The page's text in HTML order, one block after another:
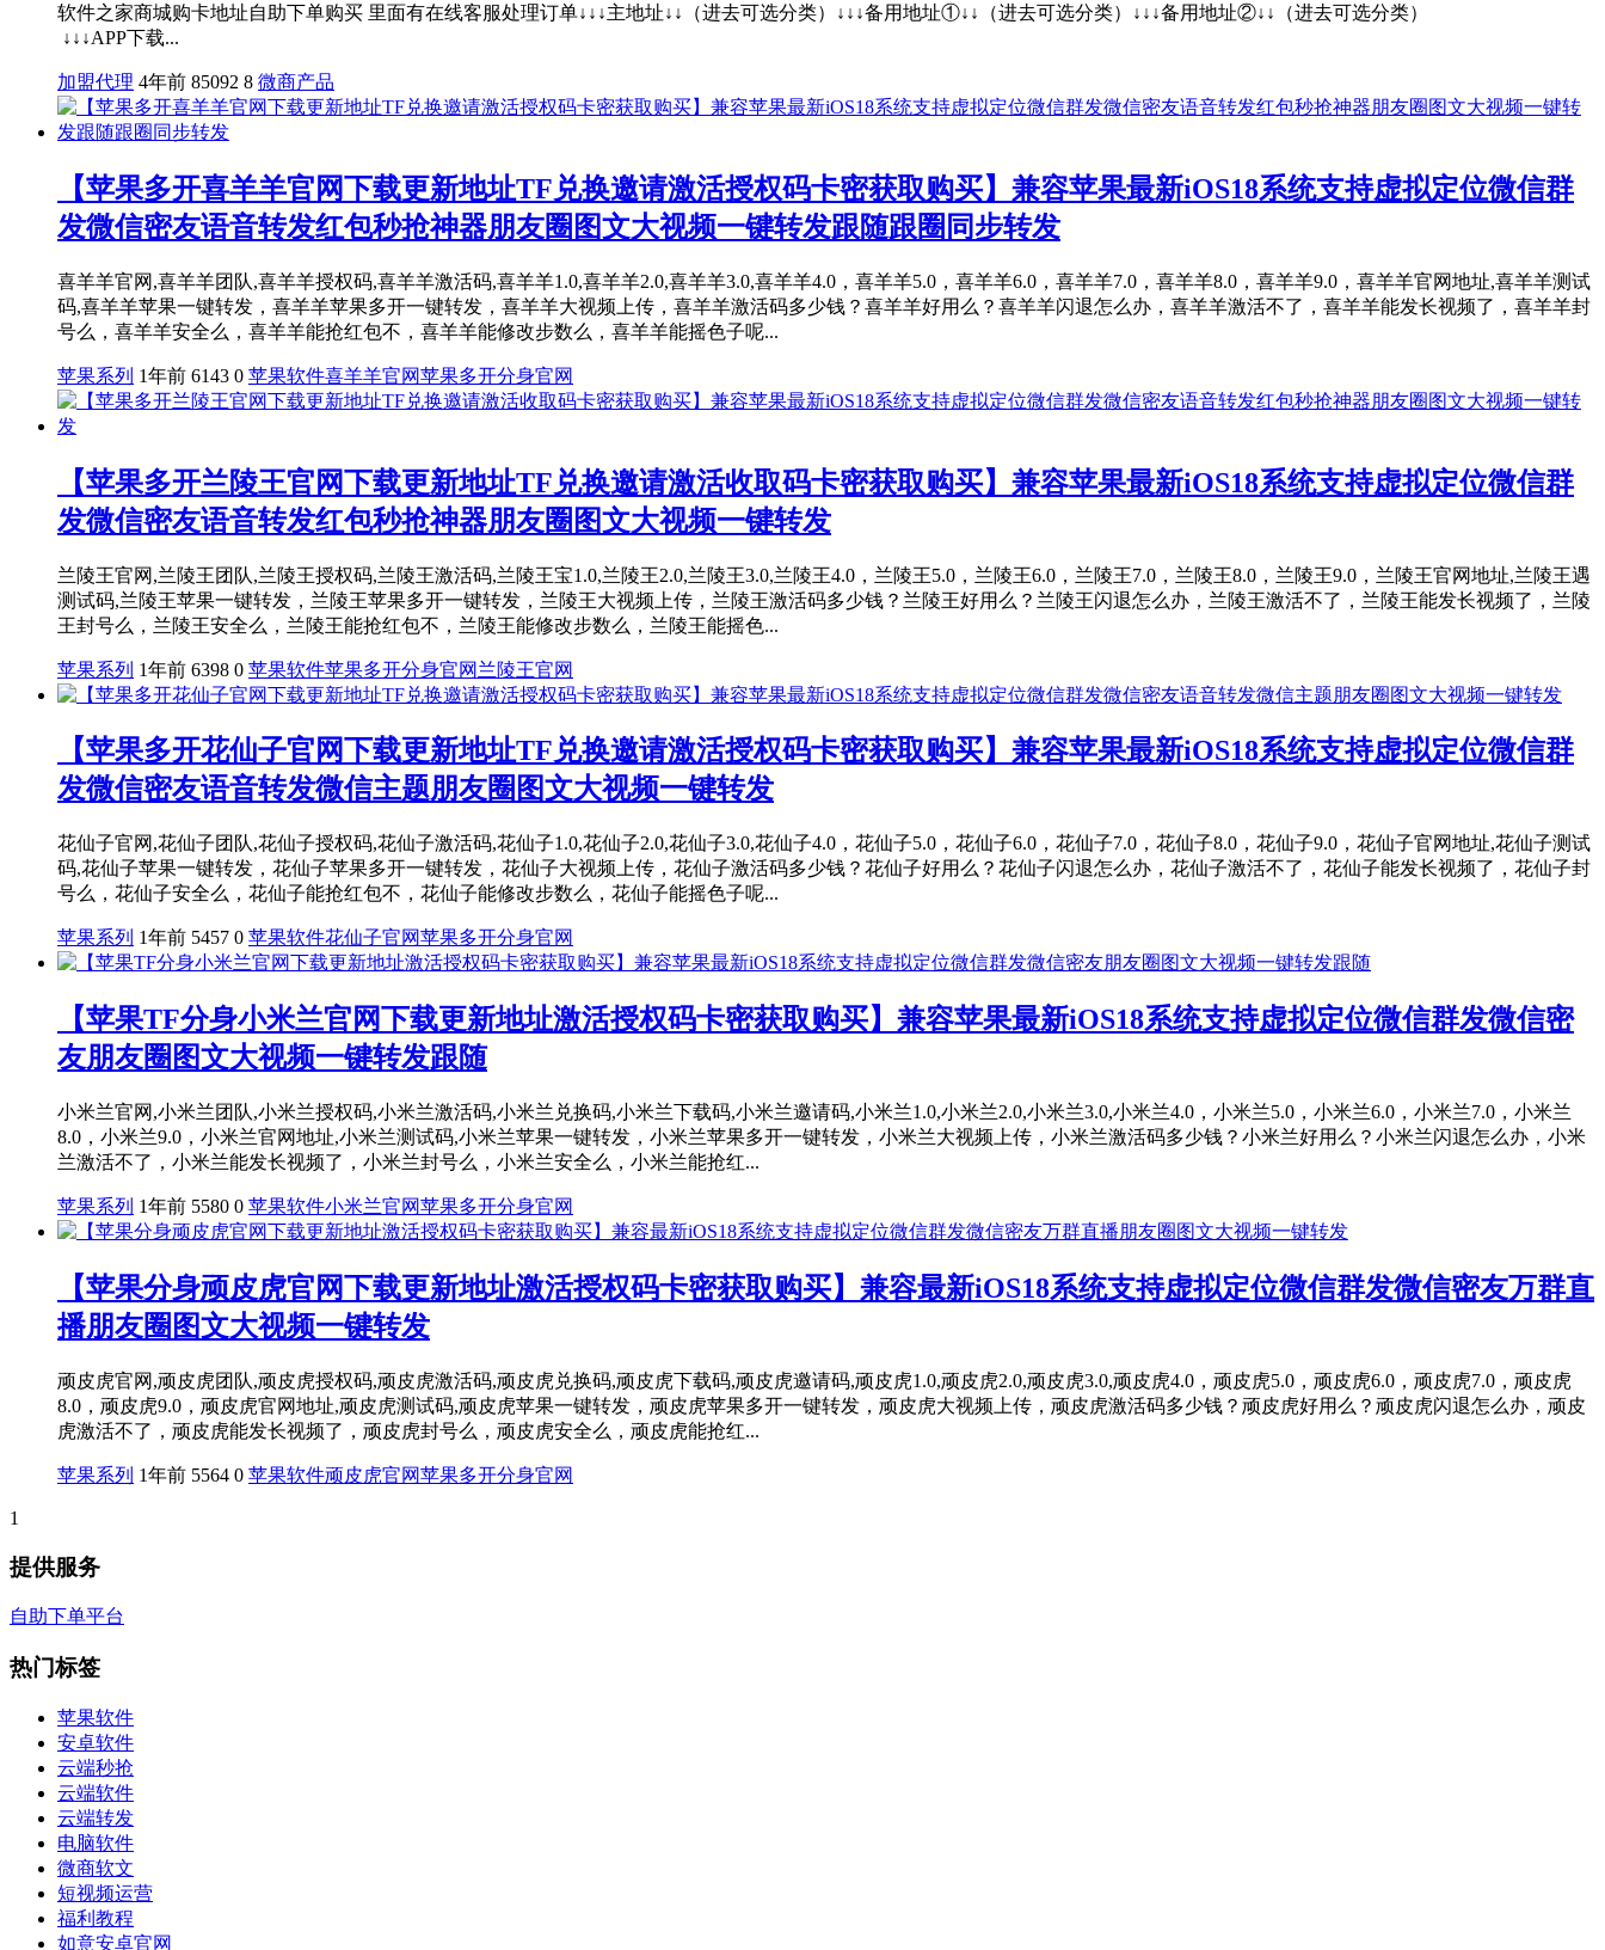
软件之家商城购卡地址自助下单购买 里面有在线客服处理订单↓↓↓主地址↓↓（进去可选分类）↓↓↓备用地址①↓↓（进去可选分类）↓↓↓备用地址②↓↓（进去可选分类）
↓↓↓APP下载...
加盟代理 4年前 85092 8 微商产品
【苹果多开喜羊羊官网下载更新地址TF兑换邀请激活授权码卡密获取购买】兼容苹果最新iOS18系统支持虚拟定位微信群
发微信密友语音转发红包秒抢神器朋友圈图文大视频一键转发跟随跟圈同步转发
喜羊羊官网,喜羊羊团队,喜羊羊授权码,喜羊羊激活码,喜羊羊1.0,喜羊羊2.0,喜羊羊3.0,喜羊羊4.0，喜羊羊5.0，喜羊羊6.0，喜羊羊7.0，喜羊羊8.0，喜羊羊9.0，喜羊羊官网地址,喜羊羊测试
码,喜羊羊苹果一键转发，喜羊羊苹果多开一键转发，喜羊羊大视频上传，喜羊羊激活码多少钱？喜羊羊好用么？喜羊羊闪退怎么办，喜羊羊激活不了，喜羊羊能发长视频了，喜羊羊封
号么，喜羊羊安全么，喜羊羊能抢红包不，喜羊羊能修改步数么，喜羊羊能摇色子呢...
苹果系列 1年前 6143 0 苹果软件喜羊羊官网苹果多开分身官网
【苹果多开兰陵王官网下载更新地址TF兑换邀请激活收取码卡密获取购买】兼容苹果最新iOS18系统支持虚拟定位微信群
发微信密友语音转发红包秒抢神器朋友圈图文大视频一键转发
兰陵王官网,兰陵王团队,兰陵王授权码,兰陵王激活码,兰陵王宝1.0,兰陵王2.0,兰陵王3.0,兰陵王4.0，兰陵王5.0，兰陵王6.0，兰陵王7.0，兰陵王8.0，兰陵王9.0，兰陵王官网地址,兰陵王遇
测试码,兰陵王苹果一键转发，兰陵王苹果多开一键转发，兰陵王大视频上传，兰陵王激活码多少钱？兰陵王好用么？兰陵王闪退怎么办，兰陵王激活不了，兰陵王能发长视频了，兰陵
王封号么，兰陵王安全么，兰陵王能抢红包不，兰陵王能修改步数么，兰陵王能摇色...
苹果系列 1年前 6398 0 苹果软件苹果多开分身官网 兰陵王官网
【苹果多开花仙子官网下载更新地址TF兑换邀请激活授权码卡密获取购买】兼容苹果最新iOS18系统支持虚拟定位微信群
发微信密友语音转发微信主题朋友圈图文大视频一键转发
花仙子官网,花仙子团队,花仙子授权码,花仙子激活码,花仙子1.0,花仙子2.0,花仙子3.0,花仙子4.0，花仙子5.0，花仙子6.0，花仙子7.0，花仙子8.0，花仙子9.0，花仙子官网地址,花仙子测试
码,花仙子苹果一键转发，花仙子苹果多开一键转发，花仙子大视频上传，花仙子激活码多少钱？花仙子好用么？花仙子闪退怎么办，花仙子激活不了，花仙子能发长视频了，花仙子封
号么，花仙子安全么，花仙子能抢红包不，花仙子能修改步数么，花仙子能摇色子呢...
苹果系列 1年前 5457 0 苹果软件花仙子官网苹果多开分身官网
【苹果TF分身小米兰官网下载更新地址激活授权码卡密获取购买】兼容苹果最新iOS18系统支持虚拟定位微信群发微信密
友朋友圈图文大视频一键转发跟随
小米兰官网,小米兰团队,小米兰授权码,小米兰激活码,小米兰兑换码,小米兰下载码,小米兰邀请码,小米兰1.0,小米兰2.0,小米兰3.0,小米兰4.0，小米兰5.0，小米兰6.0，小米兰7.0，小米兰
8.0，小米兰9.0，小米兰官网地址,小米兰测试码,小米兰苹果一键转发，小米兰苹果多开一键转发，小米兰大视频上传，小米兰激活码多少钱？小米兰好用么？小米兰闪退怎么办，小米
兰激活不了，小米兰能发长视频了，小米兰封号么，小米兰安全么，小米兰能抢红...
苹果系列 1年前 5580 0 苹果软件小米兰官网苹果多开分身官网
【苹果分身顽皮虎官网下载更新地址激活授权码卡密获取购买】兼容最新iOS18系统支持虚拟定位微信群发微信密友万群直
播朋友圈图文大视频一键转发
顽皮虎官网,顽皮虎团队,顽皮虎授权码,顽皮虎激活码,顽皮虎兑换码,顽皮虎下载码,顽皮虎邀请码,顽皮虎1.0,顽皮虎2.0,顽皮虎3.0,顽皮虎4.0，顽皮虎5.0，顽皮虎6.0，顽皮虎7.0，顽皮虎
8.0，顽皮虎9.0，顽皮虎官网地址,顽皮虎测试码,顽皮虎苹果一键转发，顽皮虎苹果多开一键转发，顽皮虎大视频上传，顽皮虎激活码多少钱？顽皮虎好用么？顽皮虎闪退怎么办，顽皮
虎激活不了，顽皮虎能发长视频了，顽皮虎封号么，顽皮虎安全么，顽皮虎能抢红...
苹果系列 1年前 5564 0 苹果软件顽皮虎官网苹果多开分身官网
1
提供服务
自助下单平台
热门标签
苹果软件
安卓软件
云端秒抢
云端软件
云端转发
电脑软件
微商软文
短视频运营
福利教程
如意安卓官网